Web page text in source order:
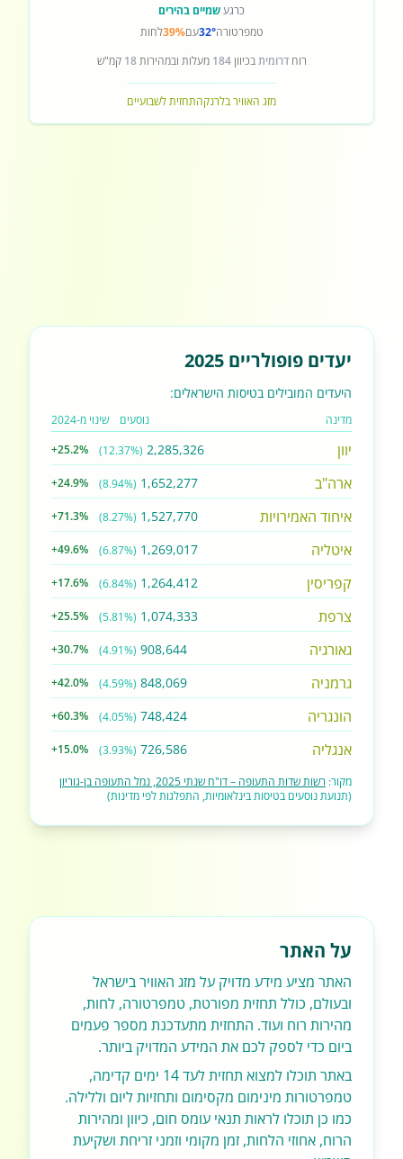
כרגעשמיים בהירים
טמפרטורה32°עם39%לחות
רוחדרומיתבכיוון184 מעלות ובמהירות18 קמ"ש
מזג האוויר בלרנקהתחזית לשבועיים
יעדים פופולריים 2025
היעדים המובילים בטיסות הישראלים:
מדינה נוסעים שינוי מ-2024
יוון 2,285,326
(12.37%)
+25.2%
ארה"ב 1,652,277
(8.94%)
+24.9%
איחוד האמירויות 1,527,770
(8.27%)
+71.3%
איטליה 1,269,017
(6.87%)
+49.6%
קפריסין 1,264,412
(6.84%)
+17.6%
צרפת 1,074,333
(5.81%)
+25.5%
גאורגיה 908,644
(4.91%)
+30.7%
גרמניה 848,069
(4.59%)
+42.0%
הונגריה 748,424
(4.05%)
+60.3%
אנגליה 726,586
(3.93%)
+15.0%
מקור: רשות שדות התעופה – דו"ח שנתי 2025, נמל התעופה בן-גוריון
(תנועת נוסעים בטיסות בינלאומיות, התפלגות לפי מדינות)
על האתר
האתר מציע מידע מדויק על מזג האוויר בישראל
ובעולם, כולל תחזית מפורטת, טמפרטורה, לחות,
מהירות רוח ועוד. התחזית מתעדכנת מספר פעמים
ביום כדי לספק לכם את המידע המדויק ביותר.
באתר תוכלו למצוא תחזית לעד 14 ימים קדימה,
טמפרטורות מינימום מקסימום ותחזיות ליום וללילה.
כמו כן תוכלו לראות תנאי עומס חום, כיוון ומהירות
הרוח, אחוזי הלחות, זמן מקומי וזמני זריחת ושקיעת